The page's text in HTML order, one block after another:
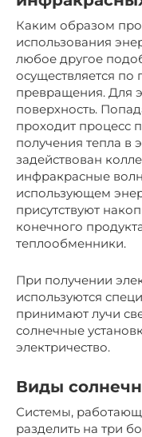
Каким образом
использования
любое другое
осуществляется
превращения. Для
поверхность.
проходит процесс
получения тепла в
задействован
инфракрасные
использующем
присутствуют
конечного
теплообменники.
При получении
используются
принимают лучи
солнечные
электричество.
Виды
Системы,
разделить на три